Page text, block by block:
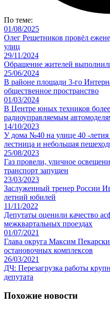
По теме:
01/08/2025
Олег Решетников провёл
улиц
29/11/2024
Обращение жителей
25/06/2024
В районе площади 3-го
общественное пространство
01/03/2024
В Центре юных техников
радиоуправляемым
14/10/2023
У дома №40 на улице 40 -
лестница и небольшая
25/08/2023
Газ провели, уличное
транспорт запущен
23/03/2023
Заслуженный тренер России
летний юбилей
11/11/2022
Депутаты оценили качество
межквартальных проездах
01/07/2021
Глава округа Максим
остановочных комплексов
26/03/2021
ДЧ: Перезагрузка работы
депутата
Похожие новости